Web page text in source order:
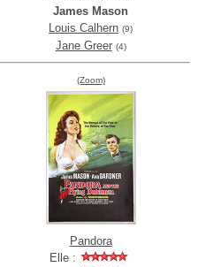
James Mason
Louis Calhern (9)
Jane Greer (4)
(Zoom)
Pandora
Elle :